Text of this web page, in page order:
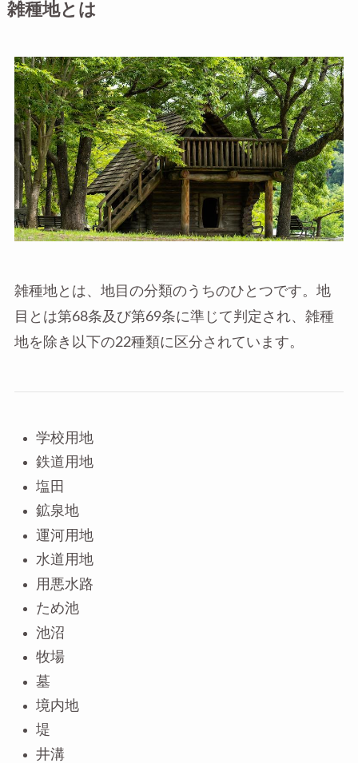
雑種地とは
雑種地とは、地目の分類のうちのひとつです。地
目とは第68条及び第69条に準じて判定され、雑種
地を除き以下の22種類に区分されています。
学校用地
鉄道用地
塩田
鉱泉地
運河用地
水道用地
用悪水路
ため池
池沼
牧場
墓
境内地
堤
井溝